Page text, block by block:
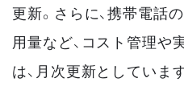
更新。さらに、携帯電話
用量など、コスト管理や
は、月次更新としています